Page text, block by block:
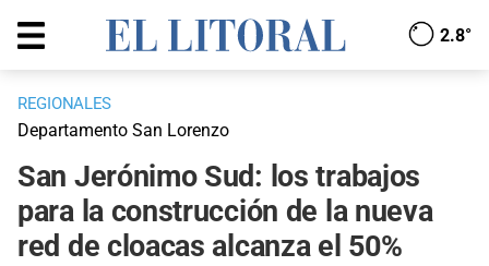
2.8°
REGIONALES
Departamento San Lorenzo
San Jerónimo Sud: los trabajos
para la construcción de la nueva
red de cloacas alcanza el 50%